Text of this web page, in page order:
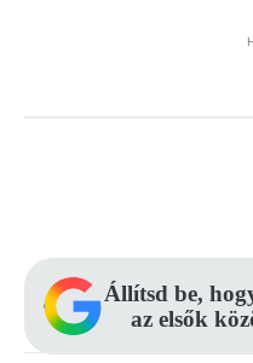
Állítsd be,
az elsők